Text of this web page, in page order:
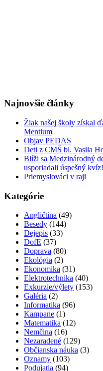
Najnovšie články
Žiak našej školy získal
Mentium
Objav PEDAS
Deti z CMŠ bl. Vasila
Blíži sa Medzinárodný
usporiadali úspešný kvíz!
Priemyslováci v raji
Kategórie
Angličtina (49)
Besedy (144)
Dejepis (33)
DofE (37)
Doprava (80)
Ekológia (2)
Ekonomika (31)
Elektrotechnika (40)
Exkurzie/výlety (153)
Galéria (2)
Informatika (96)
Kampane (1)
Matematika (12)
Nemčina (16)
Nezaradené (129)
Občianska náuka (3)
Oznamy (103)
Podujatia (94)